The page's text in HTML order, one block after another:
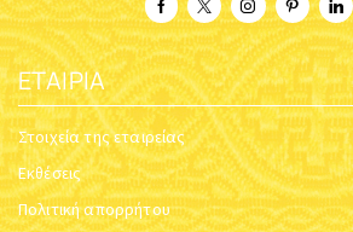
ΕΤΑΙΡΊΑ
Στοιχεία της εταιρείας
Εκθέσεις
Πολιτική απορρήτου